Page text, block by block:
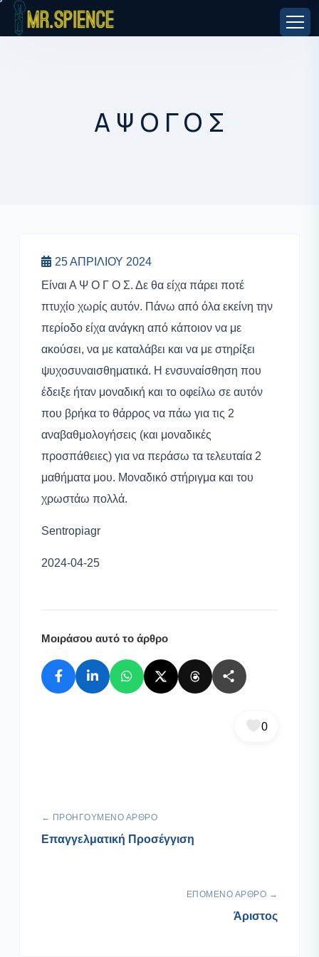
Α Ψ Ο Γ Ο Σ
25 ΑΠΡΙΛΊΟΥ 2024
Είναι Α Ψ Ο Γ Ο Σ. Δε θα είχα πάρει ποτέ
πτυχίο χωρίς αυτόν. Πάνω από όλα εκείνη την
περίοδο είχα ανάγκη από κάποιον να με
ακούσει, να με καταλάβει και να με στηρίξει
ψυχοσυναισθηματικά. Η ενσυναίσθηση που
έδειξε ήταν μοναδική και το οφείλω σε αυτόν
που βρήκα το θάρρος να πάω για τις 2
αναβαθμολογήσεις (και μοναδικές
προσπάθειες) για να περάσω τα τελευταία 2
μαθήματα μου. Μοναδικό στήριγμα και του
χρωστάω πολλά.
Sentropiagr
2024-04-25
Μοιράσου αυτό το άρθρο
0
← ΠΡΟΗΓΟΎΜΕΝΟ ΆΡΘΡΟ
Επαγγελματική Προσέγγιση
ΕΠΌΜΕΝΟ ΆΡΘΡΟ →
Άριστος